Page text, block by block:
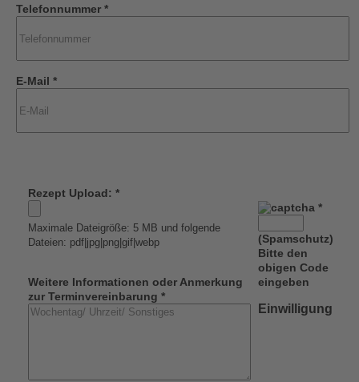
Telefonnummer *
E-Mail *
Rezept Upload: *
Maximale Dateigröße: 5 MB und folgende
Dateien: pdf|jpg|png|gif|webp
Weitere Informationen oder Anmerkung
zur Terminvereinbarung *
*
(Spamschutz)
Bitte den
obigen Code
eingeben
Einwilligung